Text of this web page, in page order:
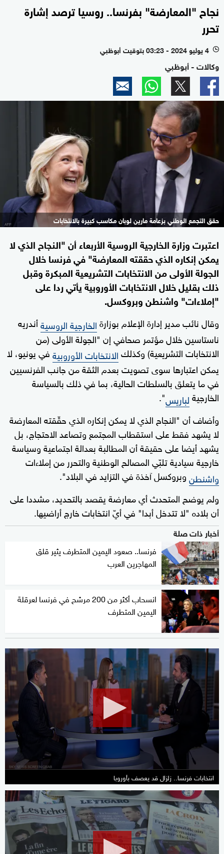
نجاح "المعارضة" بفرنسا.. روسيا ترصد إشارة
تحرر
l 4 يوليو 2024 - 03:23 بتوقيت أبوظبي
وكالات - أبوظبي
حقق التجمع الوطني بزعامة مارين لوبان مكاسب كبيرة بالانتخابات
اعتبرت وزارة الخارجية الروسية الأربعاء أن "النجاح الذي لا
يمكن إنكاره الذي حققته المعارضة" في فرنسا خلال
الجولة الأولى من الانتخابات التشريعية المبكرة وقبل
ذلك بقليل خلال الانتخابات الأوروبية يأتي ردا على
"إملاءات" واشنطن وبروكسل.
وقال نائب مدير إدارة الإعلام بوزارةالخارجية الروسيةأندريه
ناستاسين خلال مؤتمر صحافي إن "الجولة الأولى (من
الانتخابات التشريعية) وكذلكالانتخابات الأوروبيةفي يونيو، لا
يمكن اعتبارها سوى تصويت بعدم الثقة من جانب الفرنسيين
في ما يتعلق بالسلطات الحالية، بما في ذلك بالسياسة
الخارجيةلباريس".
وأضاف أن "النجاح الذي لا يمكن إنكاره الذي حقّقته المعارضة
لا يشهد فقط على استقطاب المجتمع وتصاعد الاحتجاج، بل
يشهد أيضا على حقيقة أن المطالبة بعدالة اجتماعية وسياسة
خارجية سيادية تلبّي المصالح الوطنية والتحرر من إملاءات
واشنطنوبروكسل آخذة في التزايد في البلاد".
ولم يوضح المتحدث أي معارضة يقصد بالتحديد، مشددا على
أن بلاده "لا تتدخل أبدا" في أيّ انتخابات خارج أراضيها.
أخبار ذات صلة
فرنسا.. صعود اليمين المتطرف يثير قلق
المهاجرين العرب
انسحاب أكثر من 200 مرشح في فرنسا لعرقلة
اليمين المتطرف
0
seconds
of
8
minutes,
13
seconds
انتخابات فرنسا.. زلزال قد يعصف بأوروبا
0
seconds
of
1
minute,